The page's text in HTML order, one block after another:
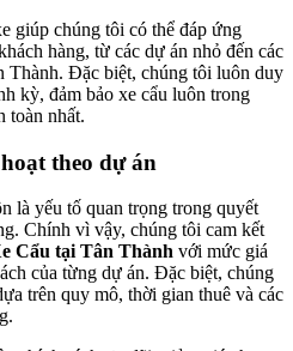
giúp chúng tôi có thể đáp ứng
hàng, từ các dự án nhỏ đến các
Thành. Đặc biệt, chúng tôi luôn duy
kỳ, đảm bảo xe cẩu luôn trong
toàn nhất.
theo dự án
là yếu tố quan trọng trong quyết
Chính vì vậy, chúng tôi cam kết
Cẩu tại Tân Thành với mức giá
của từng dự án. Đặc biệt, chúng
trên quy mô, thời gian thuê và các